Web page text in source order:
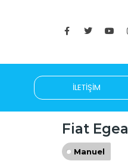
İLETIŞIM
Fiat Egea
Manuel